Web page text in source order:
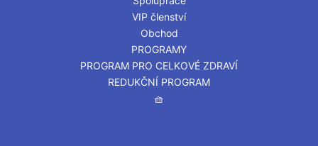
VIP členství
Obchod
PROGRAMY
PROGRAM PRO CELKOVÉ ZDRAVÍ
REDUKČNÍ PROGRAM
🧺